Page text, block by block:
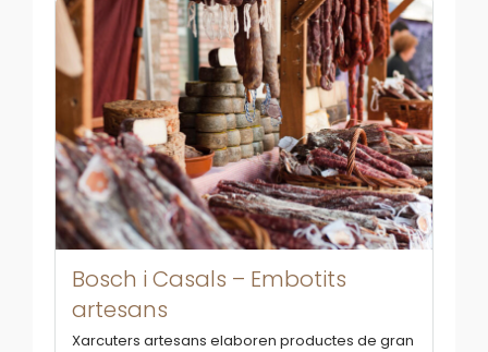
Bosch i Casals – Embotits
artesans
Xarcuters artesans elaboren productes de gran